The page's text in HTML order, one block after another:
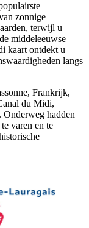
zonnige
terwijl u
middeleeuwse
kaart ontdekt u
langs
Frankrijk,
du Midi,
Onderweg hadden
varen en te